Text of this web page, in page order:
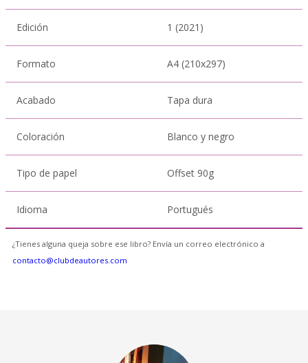
Edición 1 (2021)
Formato A4 (210x297)
Acabado Tapa dura
Coloración Blanco y negro
Tipo de papel Offset 90g
Idioma Portugués
¿Tienes alguna queja sobre ese libro? Envía un correo electrónico a
contacto@clubdeautores.com